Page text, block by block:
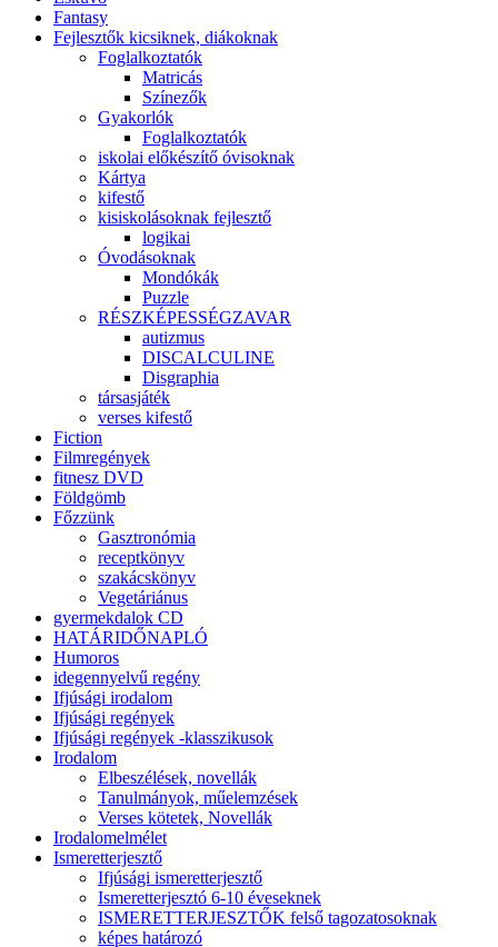
Fantasy
Fejlesztők kicsiknek, diákoknak
Foglalkoztatók
Matricás
Színezők
Gyakorlók
Foglalkoztatók
iskolai előkészítő óvisoknak
Kártya
kifestő
kisiskolásoknak fejlesztő
logikai
Óvodásoknak
Mondókák
Puzzle
RÉSZKÉPESSÉGZAVAR
autizmus
DISCALCULINE
Disgraphia
társasjáték
verses kifestő
Fiction
Filmregények
fitnesz DVD
Földgömb
Főzzünk
Gasztronómia
receptkönyv
szakácskönyv
Vegetáriánus
gyermekdalok CD
HATÁRIDŐNAPLÓ
Humoros
idegennyelvű regény
Ifjúsági irodalom
Ifjúsági regények
Ifjúsági regények -klasszikusok
Irodalom
Elbeszélések, novellák
Tanulmányok, műelemzések
Verses kötetek, Novellák
Irodalomelmélet
Ismeretterjesztő
Ifjúsági ismeretterjesztő
Ismeretterjesztó 6-10 éveseknek
ISMERETTERJESZTŐK felső tagozatosoknak
képes határozó